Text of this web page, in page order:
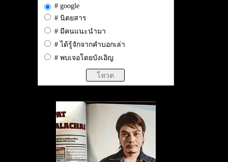
# google
# นิตยสาร
# มีคนแนะนำมา
# ได้รู้จักจากคำบอกเล่า
# พบเจอโดยบังเอิญ